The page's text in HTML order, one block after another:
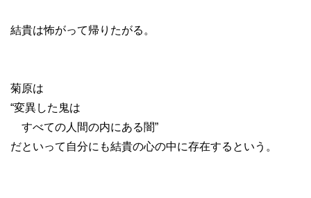
結貴は怖がって帰りたがる。
菊原は
“変異した鬼は
すべての人間の内にある闇”
だといって自分にも結貴の心の中に存在するという。